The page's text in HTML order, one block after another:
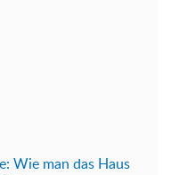
Wie man das Haus